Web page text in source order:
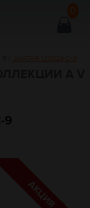
0
AVATAR 120024 С-9
9